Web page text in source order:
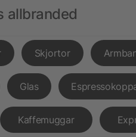
allbranded
Skjortor
Glas
Kaffemuggar